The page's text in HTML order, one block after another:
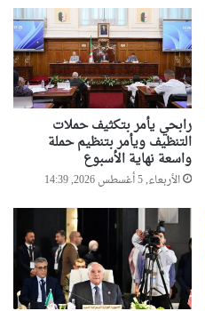
رابحي يأمر بتكثيف حملات
التنظيف ويأمر بتنظيم حملة
واسعة نهاية الأسبوع
الأربعاء, 5 أغسطس 2026, 14:39